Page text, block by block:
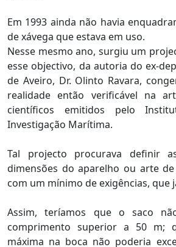
Em 1993 ainda não havia
de xávega que estava em uso.
Nesse mesmo ano, surgiu um
esse objectivo, da autoria do ex-
de Aveiro, Dr. Olinto Ravara,
realidade então verificável na
científicos emitidos pelo
Investigação Marítima.
Tal projecto procurava definir
dimensões do aparelho ou arte
com um mínimo de exigências, que
Assim, teríamos que o saco
comprimento superior a 50 m;
máxima na boca não poderia